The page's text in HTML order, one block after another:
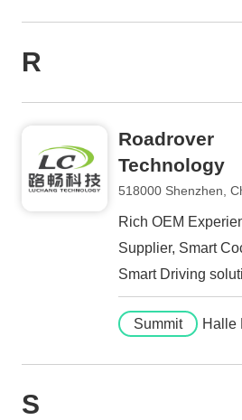
R
Roadrover
Technology
518000 Shenzhen,
Rich OEM
Supplier, Smart
Smart Driving
Summit Halle
S